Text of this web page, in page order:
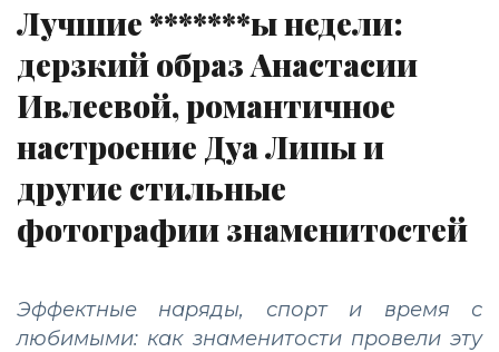
Лучшие *******ы недели:
дерзкий образ Анастасии
Ивлеевой, романтичное
настроение Дуа Липы и
другие стильные
фотографии знаменитостей
Эффектные наряды, спорт и время с
любимыми: как знаменитости провели эту